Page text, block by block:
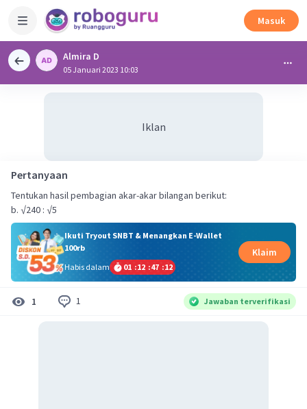
Masuk
Almira D
05 Januari 2023 10:03
Iklan
Pertanyaan
Tentukan hasil pembagian akar-akar bilangan berikut:
b. √240 : √5
Ikuti Tryout SNBT & Menangkan E-Wallet
100rb
Habis dalam
01 :12 :47 :11
Klaim
1 1 Jawaban terverifikasi